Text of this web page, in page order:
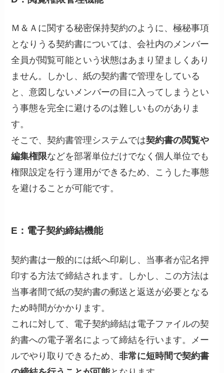
Ｍ＆Ａに関する秘密保持契約のように、極秘事項
となりうる契約書については、会社内のメンバー
全員が閲覧可能という状態はあまり望ましくあり
ません。しかし、紙の契約書で管理をしている
と、意図しないメンバーの目に入ってしまうとい
う事態を完全に避けるのは難しいものがありま
す。
そこで、契約書管理システムでは契約書の閲覧や
編集権限などを部署単位だけでなく個人単位でも
権限設定を行う運用ができるため、こうした事態
を避けることが可能です。
E：電子契約締結機能
契約書は一般的には紙へ印刷し、当事者が記名押
印する方法で締結されます。しかし、この方法は
当事者間で紙の契約書の郵送と返送が必要となる
ため時間がかかります。
これに対して、電子契約締結は電子ファイルの契
約書への電子署名によって締結を行います。メー
ルでやり取りできるため、非常に短時間で契約書